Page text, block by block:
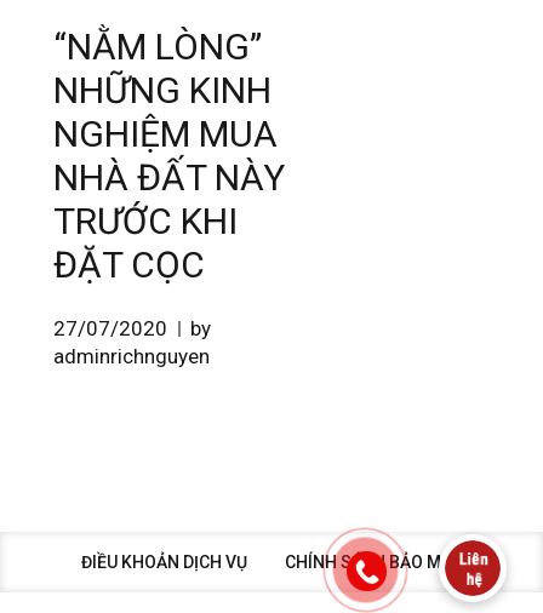
“NẰM LÒNG”
NHỮNG KINH
NGHIỆM MUA
NHÀ ĐẤT NÀY
TRƯỚC KHI
ĐẶT CỌC
27/07/2020
by
adminrichnguyen
ĐIỀU KHOẢN DỊCH VỤ CHÍNH SÁCH BẢO MẬT